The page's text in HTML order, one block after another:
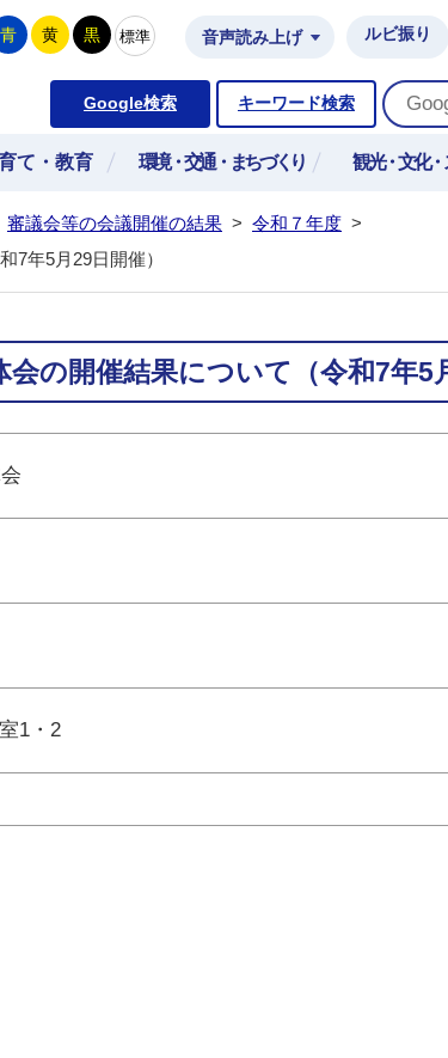
ジ
青 黄 黒 標準 音声読み上げ ルビ振り
Google検索 キーワード検索
て・教育 環境・交通・まちづくり 観光・文化・
審議会等の会議開催の結果 > 令和７年度 >
7年5月29日開催）
の開催結果について（令和7年5
1・2